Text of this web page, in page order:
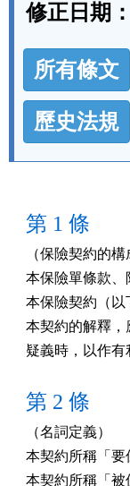
修正日期：
法
規
功
能
按
區
所有條文
歷史法規
第 1 條
（保險契約的構
本保險單條款
本保險契約（以
本契約的解釋
疑義時，以作有
第 2 條
（名詞定義）
本契約所稱「要
本契約所稱「